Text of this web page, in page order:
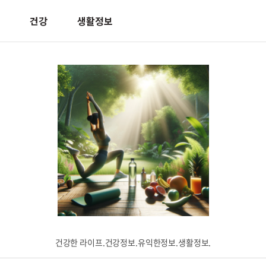
건강 생활정보
건강한 라이프.건강정보.유익한정보.생활정보.